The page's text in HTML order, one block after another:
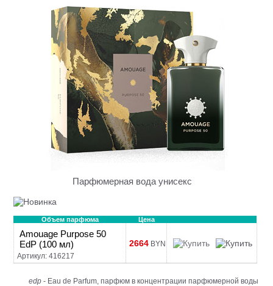
Парфюмерная вода унисекс
Объем парфюма Цена
Amouage Purpose 50
EdP (100 мл)
Артикул: 416217
2664 BYN
edp - Eau de Parfum, парфюм в концентрации парфюмерной воды